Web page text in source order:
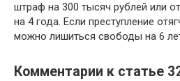
штраф на 300 тысяч рублей или
на 4 года. Если преступление
можно лишиться свободы на 6
Комментарии к статье